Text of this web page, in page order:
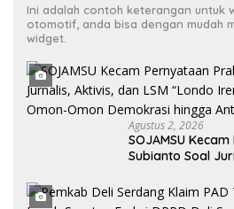
Ini adalah contoh keterangan untuk
otomotif, anda bisa dengan mudah
widget.
Agustus 2, 2026
SOJAMSU
Subianto Soal
Omon